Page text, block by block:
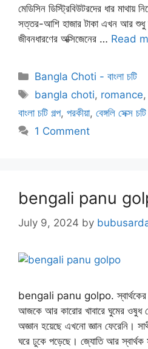
মেডিসিন ডিস্ট্রিবিউটরদের ধার মাথায়
সত্তর-আশি হাজার টাকা এখন আর শুধু
জীবনধারণের অক্সিজেনের … Read
Categories
Bangla Choti - বাংলা চটি
Tags
bangla choti, romance
বাংলা চটি গল্প, পরকীয়া, বেঙ্গলি সেক্স চটি
1 Comment
bengali panu
July 9, 2024 by
bengali panu golpo. স্বার্থকের
আজকে আর কারোর খাবারে ঘুমের ওষুধ
অজ্ঞান হয়েছে এখনো জ্ঞান ফেরেনি।
ঘরে ঢুকে পড়েছে। জ্যোতি আর স্বার্থক